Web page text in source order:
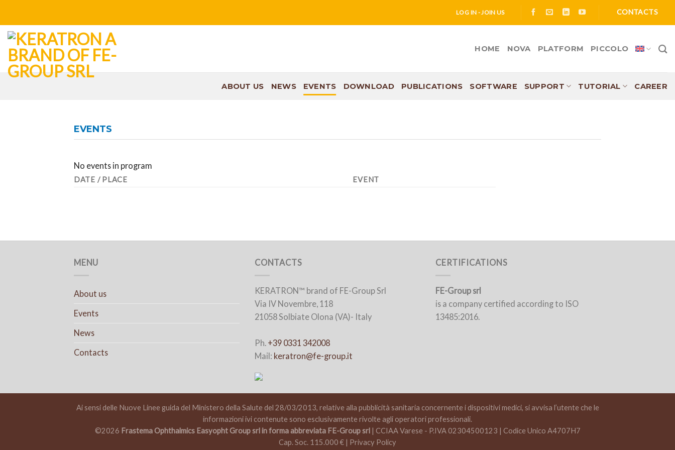
content
LOG IN - JOIN US CONTACTS
HOME NOVA PLATFORM PICCOLO
ABOUT US NEWS EVENTS DOWNLOAD PUBLICATIONS SOFTWARE SUPPORT TUTORIAL CAREER
EVENTS
No events in program
DATE / PLACE EVENT
MENU
About us
Events
News
Contacts
CONTACTS
KERATRON™ brand of FE-Group Srl
Via IV Novembre, 118
21058 Solbiate Olona (VA)- Italy
Ph. +39 0331 342008
Mail: keratron@fe-group.it
CERTIFICATIONS
FE-Group srl
is a company certified according to ISO
13485:2016.
Ai sensi delle Nuove Linee guida del Ministero della Salute del 28/03/2013, relative alla pubblicità sanitaria concernente i dispositivi medici, si avvisa l’utente che le
informazioni ivi contenute sono esclusivamente rivolte agli operatori professionali.
©2026 Frastema Ophthalmics Easyopht Group srl in forma abbreviata FE-Group srl | CCIAA Varese - P.IVA 02304500123 | Codice Unico A4707H7
Cap. Soc. 115.000 € | Privacy Policy